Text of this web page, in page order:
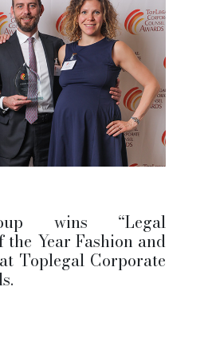
wins “Legal
the Year Fashion and
Toplegal Corporate